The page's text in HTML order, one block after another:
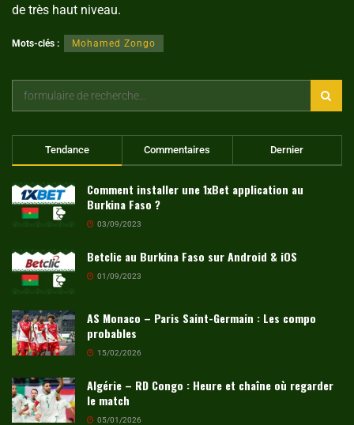
de très haut niveau.
Mots-clés : Mohamed Zongo
Tendance Commentaires Dernier
Comment installer une 1xBet application au
Burkina Faso ?
03/09/2023
Betclic au Burkina Faso sur Android & iOS
01/09/2023
AS Monaco – Paris Saint-Germain : Les compo
probables
15/02/2026
Algérie – RD Congo : Heure et chaîne où regarder
le match
05/01/2026